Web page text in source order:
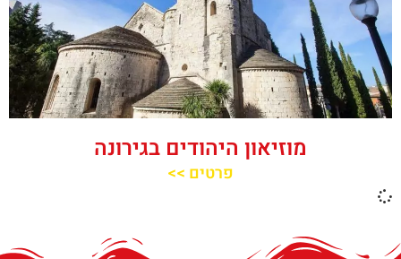
מוזיאון היהודים בגירונה
פרטים >>